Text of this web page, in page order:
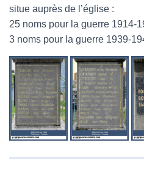
situe auprès de l’église :
25 noms pour la guerre 1914-
3 noms pour la guerre 1939-